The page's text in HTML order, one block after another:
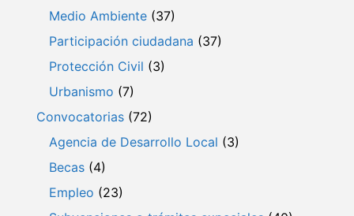
Medio Ambiente (37)
Participación ciudadana (37)
Protección Civil (3)
Urbanismo (7)
Convocatorias (72)
Agencia de Desarrollo Local (3)
Becas (4)
Empleo (23)